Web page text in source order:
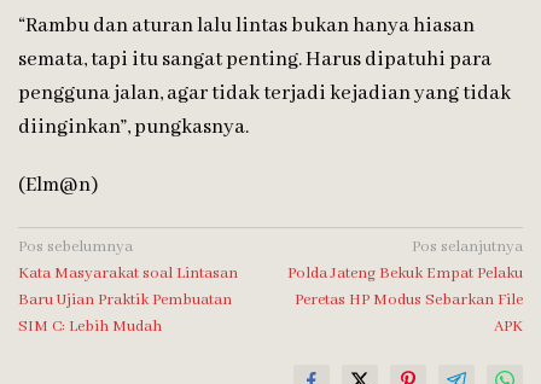
“Rambu dan aturan lalu lintas bukan hanya hiasan
semata, tapi itu sangat penting. Harus dipatuhi para
pengguna jalan, agar tidak terjadi kejadian yang tidak
diinginkan”, pungkasnya.
(Elm@n)
Navigasi
pos
Pos sebelumnya
Kata Masyarakat soal Lintasan
Baru Ujian Praktik Pembuatan
SIM C: Lebih Mudah
Pos selanjutnya
Polda Jateng Bekuk Empat Pelaku
Peretas HP Modus Sebarkan File
APK